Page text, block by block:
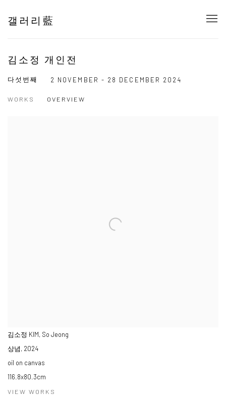
갤러리藍
김소정 개인전
다섯번째 2 NOVEMBER - 28 DECEMBER 2024
WORKS OVERVIEW
김소정 KIM, So Jeong
상념, 2024
oil on canvas
116.8x80.3cm
VIEW WORKS